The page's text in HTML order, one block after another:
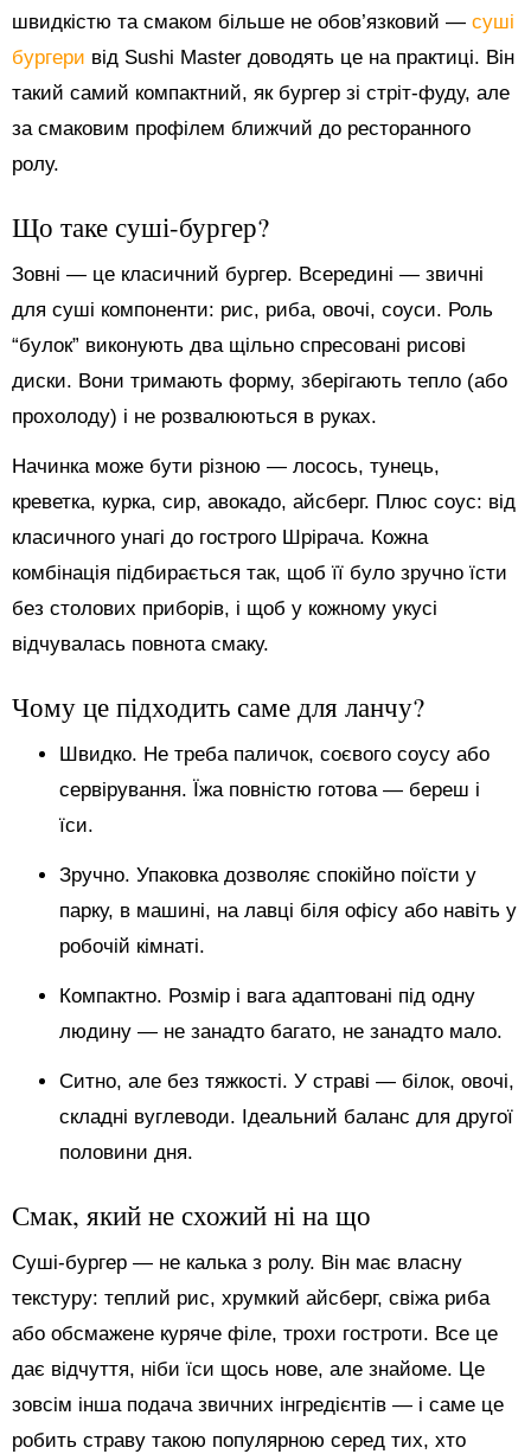
швидкістю та смаком більше не обов’язковий — суші
бургери від Sushi Master доводять це на практиці. Він
такий самий компактний, як бургер зі стріт-фуду, але
за смаковим профілем ближчий до ресторанного
ролу.
Що таке суші-бургер?
Зовні — це класичний бургер. Всередині — звичні
для суші компоненти: рис, риба, овочі, соуси. Роль
“булок” виконують два щільно спресовані рисові
диски. Вони тримають форму, зберігають тепло (або
прохолоду) і не розвалюються в руках.
Начинка може бути різною — лосось, тунець,
креветка, курка, сир, авокадо, айсберг. Плюс соус: від
класичного унагі до гострого Шрірача. Кожна
комбінація підбирається так, щоб її було зручно їсти
без столових приборів, і щоб у кожному укусі
відчувалась повнота смаку.
Чому це підходить саме для ланчу?
Швидко. Не треба паличок, соєвого соусу або
сервірування. Їжа повністю готова — береш і
їси.
Зручно. Упаковка дозволяє спокійно поїсти у
парку, в машині, на лавці біля офісу або навіть у
робочій кімнаті.
Компактно. Розмір і вага адаптовані під одну
людину — не занадто багато, не занадто мало.
Ситно, але без тяжкості. У страві — білок, овочі,
складні вуглеводи. Ідеальний баланс для другої
половини дня.
Смак, який не схожий ні на що
Суші-бургер — не калька з ролу. Він має власну
текстуру: теплий рис, хрумкий айсберг, свіжа риба
або обсмажене куряче філе, трохи гостроти. Все це
дає відчуття, ніби їси щось нове, але знайоме. Це
зовсім інша подача звичних інгредієнтів — і саме це
робить страву такою популярною серед тих, хто